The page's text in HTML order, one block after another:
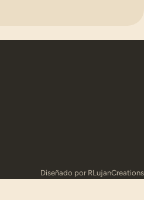
Diseñado por RLujanCreations